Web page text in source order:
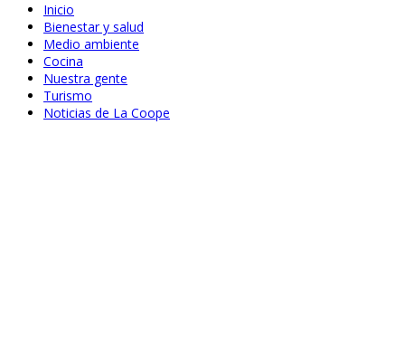
Inicio
Bienestar y salud
Medio ambiente
Cocina
Nuestra gente
Turismo
Noticias de La Coope